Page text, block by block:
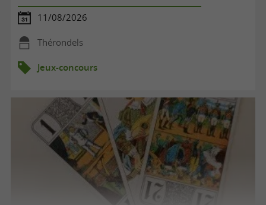
11/08/2026
Thérondels
Jeux-concours